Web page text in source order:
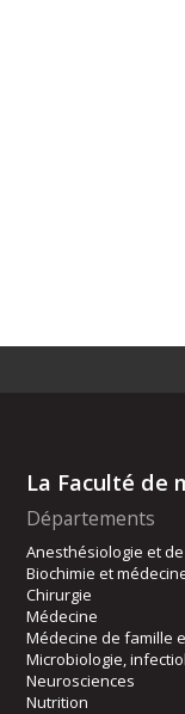
La Faculté de
Départements
Anesthésiologie et
Biochimie et
Chirurgie
Médecine
Médecine de famille
Microbiologie,
Neurosciences
Nutrition